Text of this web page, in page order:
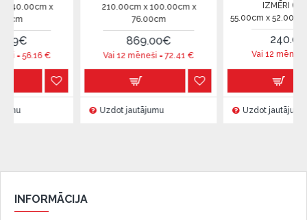
210.00cm x 100.00cm x
869.00€
Vai 12 mēneši =72.41€
Uzdot jautājumu
IZMĒRI (PxDxA)
55.00cm x 52.00cm x
Vai 12 mēneši =20€
Uzdot jautājumu
INFORMĀCIJA